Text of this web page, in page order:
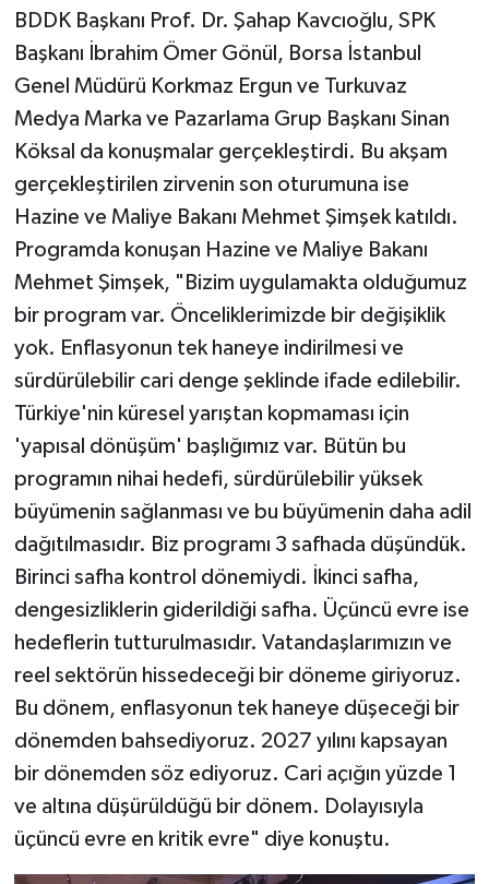
BDDK Başkanı Prof. Dr. Şahap Kavcıoğlu, SPK
Başkanı İbrahim Ömer Gönül, Borsa İstanbul
Genel Müdürü Korkmaz Ergun ve Turkuvaz
Medya Marka ve Pazarlama Grup Başkanı Sinan
Köksal da konuşmalar gerçekleştirdi. Bu akşam
gerçekleştirilen zirvenin son oturumuna ise
Hazine ve Maliye Bakanı Mehmet Şimşek katıldı.
Programda konuşan Hazine ve Maliye Bakanı
Mehmet Şimşek, "Bizim uygulamakta olduğumuz
bir program var. Önceliklerimizde bir değişiklik
yok. Enflasyonun tek haneye indirilmesi ve
sürdürülebilir cari denge şeklinde ifade edilebilir.
Türkiye'nin küresel yarıştan kopmaması için
'yapısal dönüşüm' başlığımız var. Bütün bu
programın nihai hedefi, sürdürülebilir yüksek
büyümenin sağlanması ve bu büyümenin daha adil
dağıtılmasıdır. Biz programı 3 safhada düşündük.
Birinci safha kontrol dönemiydi. İkinci safha,
dengesizliklerin giderildiği safha. Üçüncü evre ise
hedeflerin tutturulmasıdır. Vatandaşlarımızın ve
reel sektörün hissedeceği bir döneme giriyoruz.
Bu dönem, enflasyonun tek haneye düşeceği bir
dönemden bahsediyoruz. 2027 yılını kapsayan
bir dönemden söz ediyoruz. Cari açığın yüzde 1
ve altına düşürüldüğü bir dönem. Dolayısıyla
üçüncü evre en kritik evre" diye konuştu.